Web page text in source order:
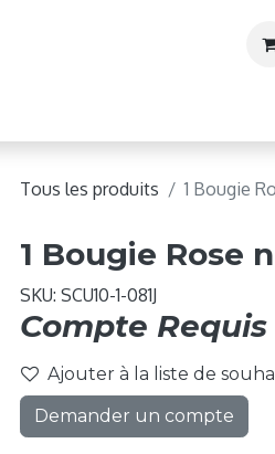
Tous les produits 1 Bougie
1 Bougie Rose
SKU: SCU10-1-081J
Compte Requis
Ajouter à la liste de
Demander un compte